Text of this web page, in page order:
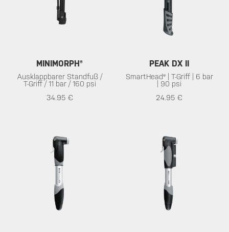
MINIMORPH®
Ausklappbarer Standfuß /
T-Griff / 11 bar / 160 psi
34.95 €
PEAK DX II
SmartHead® | T-Griff | 6 bar
| 90 psi
24.95 €